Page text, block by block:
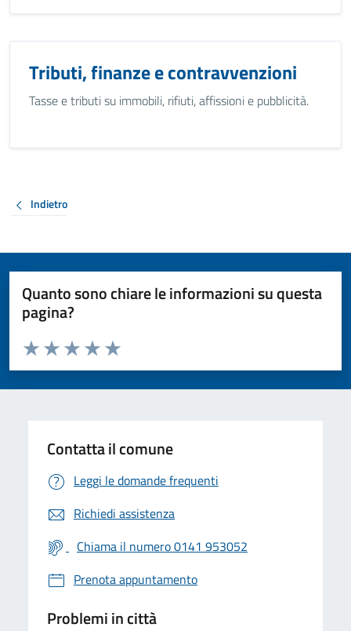
Tributi, finanze e contravvenzioni
Tasse e tributi su immobili, rifiuti, affissioni e pubblicità.
Indietro
Quanto sono chiare le informazioni su questa
pagina?
Valuta da 1 a 5 stelle la pagina
Valuta 5 stelle su 5
Valuta 4 stelle su 5
Valuta 3 stelle su 5
Valuta 2 stelle su 5
Valuta 1 stelle su 5
Contatta il comune
Leggi le domande frequenti
Richiedi assistenza
Chiama il numero 0141 953052
Prenota appuntamento
Problemi in città